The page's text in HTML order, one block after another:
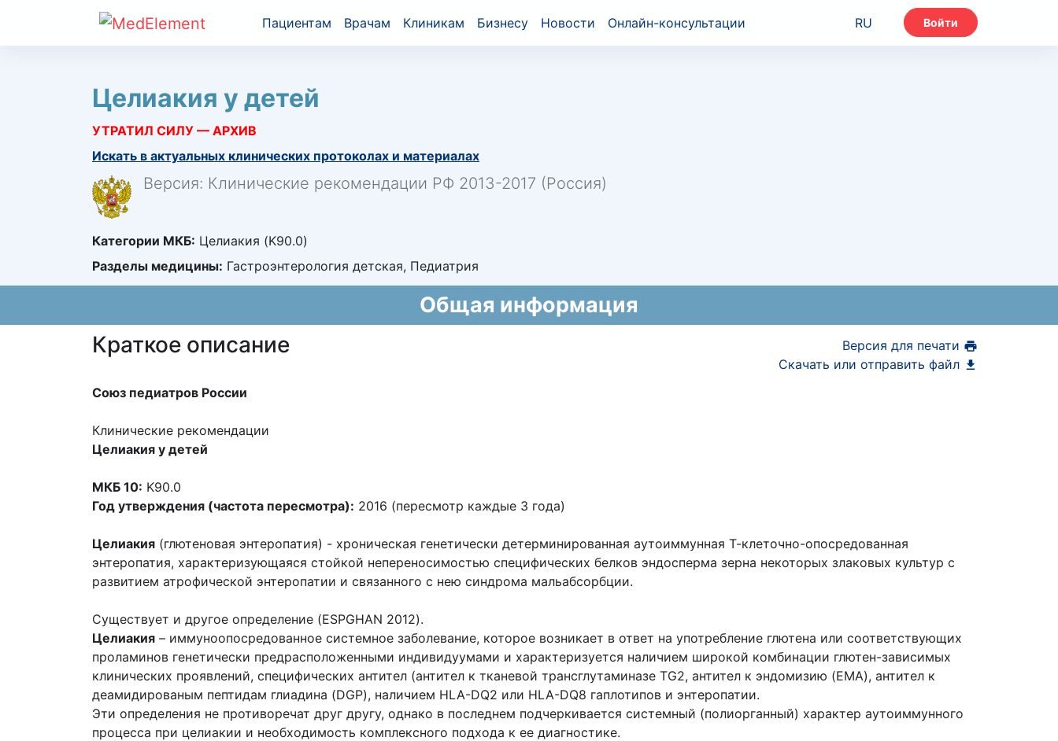
Пациентам Врачам Клиникам Бизнесу Новости Онлайн-консультации RU Войти
Целиакия у детей
УТРАТИЛ СИЛУ — АРХИВ
Искать в актуальных клинических протоколах и материалах
Версия: Клинические рекомендации РФ 2013-2017 (Россия)
Категории МКБ: Целиакия (K90.0)
Разделы медицины: Гастроэнтерология детская, Педиатрия
Общая информация
Версия для печати
Скачать или отправить файл
Краткое описание
Союз педиатров России
Клинические рекомендации
Целиакия у детей
МКБ 10: K90.0
Год утверждения (частота пересмотра): 2016 (пересмотр каждые 3 года)
Целиакия (глютеновая энтеропатия) - хроническая генетически детерминированная аутоиммунная Т-клеточно-опосредованная
энтеропатия, характеризующаяся стойкой непереносимостью специфических белков эндосперма зерна некоторых злаковых культур с
развитием атрофической энтеропатии и связанного с нею синдрома мальабсорбции.
Существует и другое определение (ESPGHAN 2012).
Целиакия – иммуноопосредованное системное заболевание, которое возникает в ответ на употребление глютена или соответствующих
проламинов генетически предрасположенными индивидуумами и характеризуется наличием широкой комбинации глютен-зависимых
клинических проявлений, специфических антител (антител к тканевой трансглутаминазе TG2, антител к эндомизию (EMA), антител к
деамидированым пептидам глиадина (DGP), наличием HLA-DQ2 или HLA-DQ8 гаплотипов и энтеропатии.
Эти определения не противоречат друг другу, однако в последнем подчеркивается системный (полиорганный) характер аутоиммунного
процесса при целиакии и необходимость комплексного подхода к ее диагностике.